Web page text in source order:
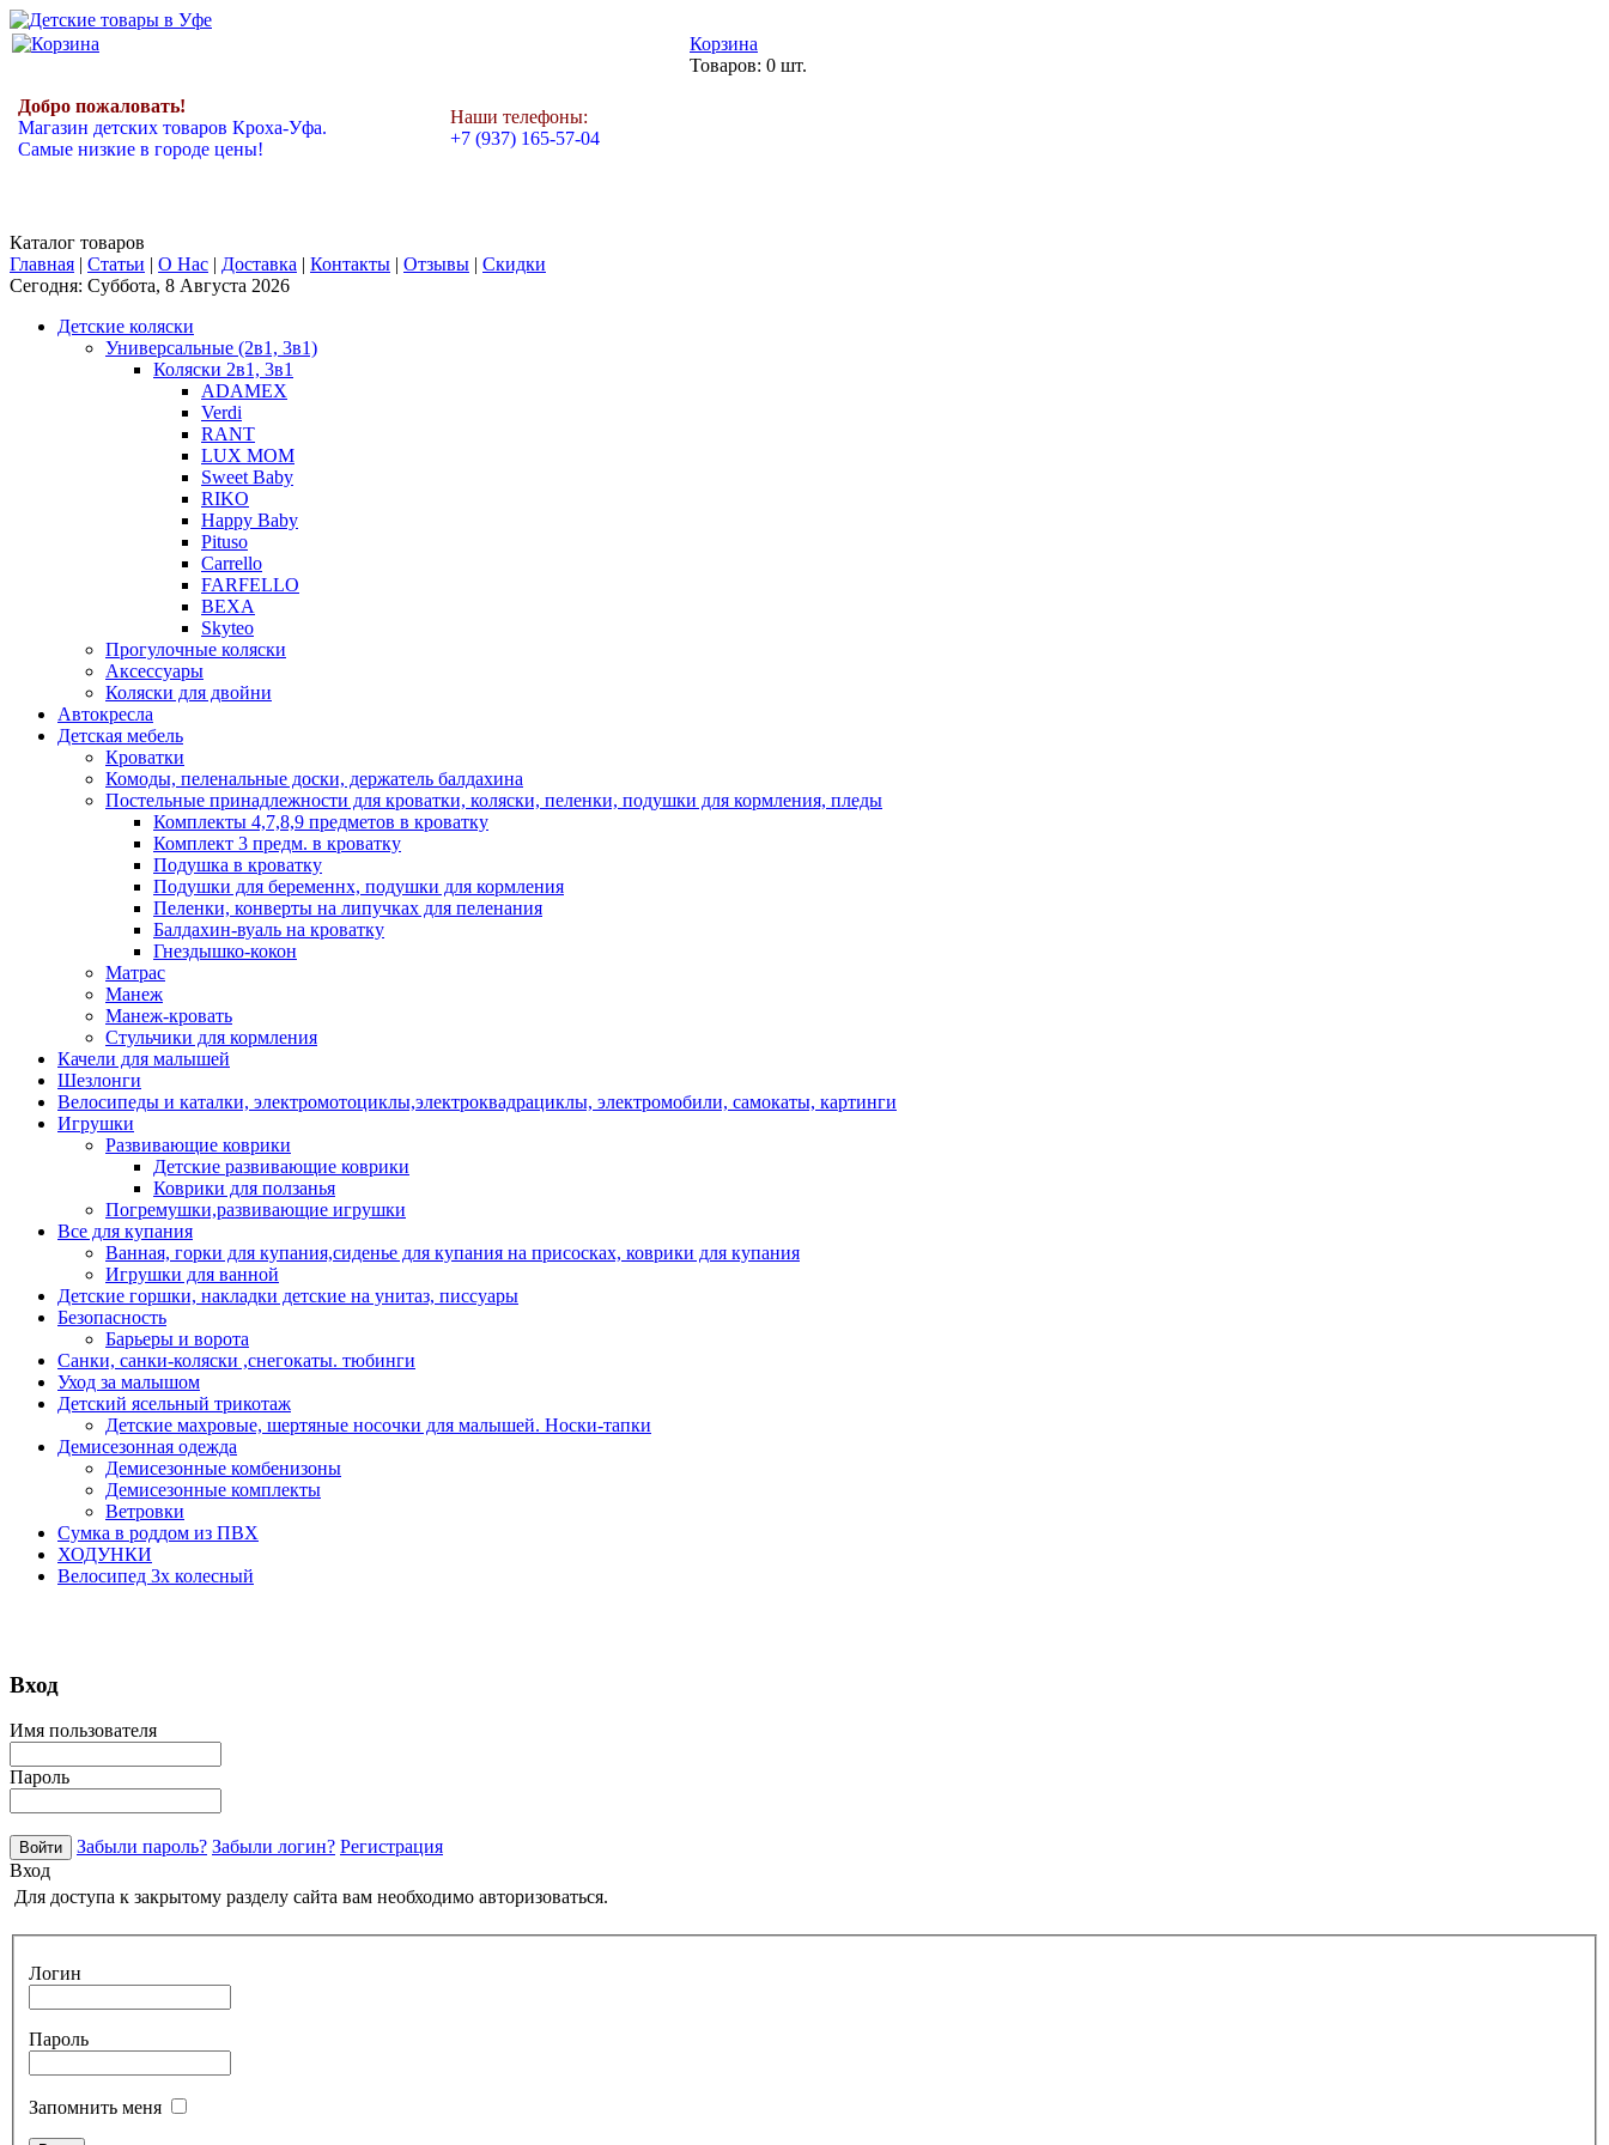
Корзина
Товаров: 0 шт.
Добро пожаловать!
Магазин детских товаров Кроха-Уфа.
Самые низкие в городе цены!
Наши телефоны:
+7 (937) 165-57-04
Каталог товаров
Главная | Статьи | О Нас | Доставка | Контакты | Отзывы | Скидки
Сегодня: Суббота, 8 Августа 2026
Детские коляски
Универсальные (2в1, 3в1)
Коляски 2в1, 3в1
ADAMEX
Verdi
RANT
LUX MOM
Sweet Baby
RIKO
Happy Baby
Pituso
Carrello
FARFELLO
BEXA
Skyteo
Прогулочные коляски
Аксессуары
Коляски для двойни
Автокресла
Детская мебель
Кроватки
Комоды, пеленальные доски, держатель балдахина
Постельные принадлежности для кроватки, коляски, пеленки, подушки для кормления, пледы
Комплекты 4,7,8,9 предметов в кроватку
Комплект 3 предм. в кроватку
Подушка в кроватку
Подушки для беременнх, подушки для кормления
Пеленки, конверты на липучках для пеленания
Балдахин-вуаль на кроватку
Гнездышко-кокон
Матрас
Манеж
Манеж-кровать
Стульчики для кормления
Качели для малышей
Шезлонги
Велосипеды и каталки, электромотоциклы,электроквадрациклы, электромобили, самокаты, картинги
Игрушки
Развивающие коврики
Детские развивающие коврики
Коврики для ползанья
Погремушки,развивающие игрушки
Все для купания
Ванная, горки для купания,сиденье для купания на присосках, коврики для купания
Игрушки для ванной
Детские горшки, накладки детские на унитаз, писсуары
Безопасность
Барьеры и ворота
Санки, санки-коляски ,снегокаты. тюбинги
Уход за малышом
Детский ясельный трикотаж
Детские махровые, шертяные носочки для малышей. Носки-тапки
Демисезонная одежда
Демисезонные комбенизоны
Демисезонные комплекты
Ветровки
Сумка в роддом из ПВХ
ХОДУНКИ
Велосипед 3х колесный
Вход
Имя пользователя
Пароль
Забыли пароль? Забыли логин? Регистрация
Вход
Для доступа к закрытому разделу сайта вам необходимо авторизоваться.
Логин
Пароль
Запомнить меня